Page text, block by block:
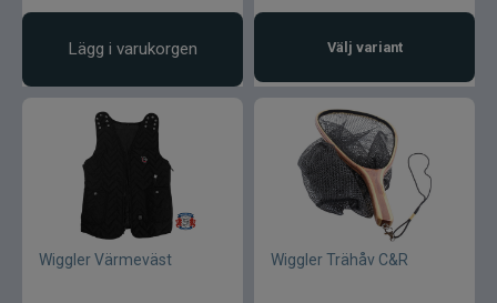
Molix
Mora
Mustad
Myran
Nils Master
Lägg i varukorgen Välj variant
Wiggler Värmeväst Wiggler Trähåv C&R